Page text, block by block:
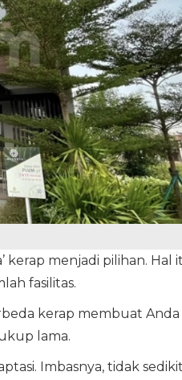
kerap menjadi pilihan. Hal
fasilitas.
kerap membuat Anda
lama.
Imbasnya, tidak